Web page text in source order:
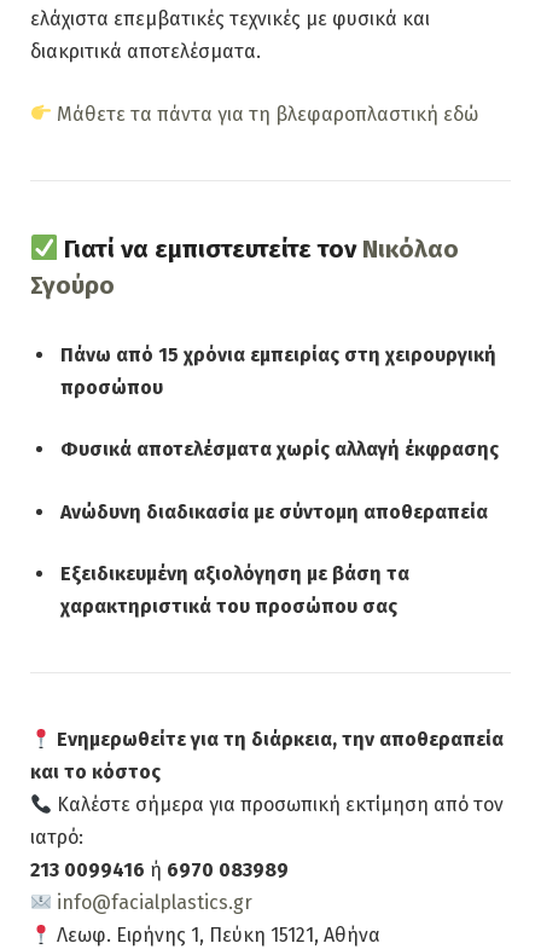
ελάχιστα επεμβατικές τεχνικές με φυσικά και
διακριτικά αποτελέσματα.
Μάθετε τα πάντα για τη βλεφαροπλαστική εδώ
Γιατί να εμπιστευτείτε τον Νικόλαο
Σγούρο
Πάνω από 15 χρόνια εμπειρίας στη χειρουργική
προσώπου
Φυσικά αποτελέσματα χωρίς αλλαγή έκφρασης
Ανώδυνη διαδικασία με σύντομη αποθεραπεία
Εξειδικευμένη αξιολόγηση με βάση τα
χαρακτηριστικά του προσώπου σας
Ενημερωθείτε για τη διάρκεια, την αποθεραπεία
και το κόστος
Καλέστε σήμερα για προσωπική εκτίμηση από τον
ιατρό:
213 0099416 ή 6970 083989
info@facialplastics.gr
Λεωφ. Ειρήνης 1, Πεύκη 15121, Αθήνα